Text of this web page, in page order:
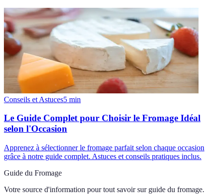
Conseils et Astuces5 min
Le Guide Complet pour Choisir le Fromage Idéal
selon l'Occasion
Apprenez à sélectionner le fromage parfait selon chaque occasion
grâce à notre guide complet. Astuces et conseils pratiques inclus.
Guide du Fromage
Votre source d'information pour tout savoir sur guide du fromage.